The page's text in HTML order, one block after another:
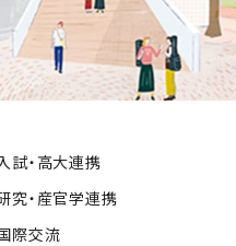
試・高大連携
究・産官学連携
際交流